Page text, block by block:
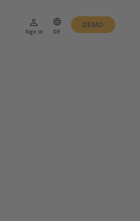
Sign in DE
DEMO